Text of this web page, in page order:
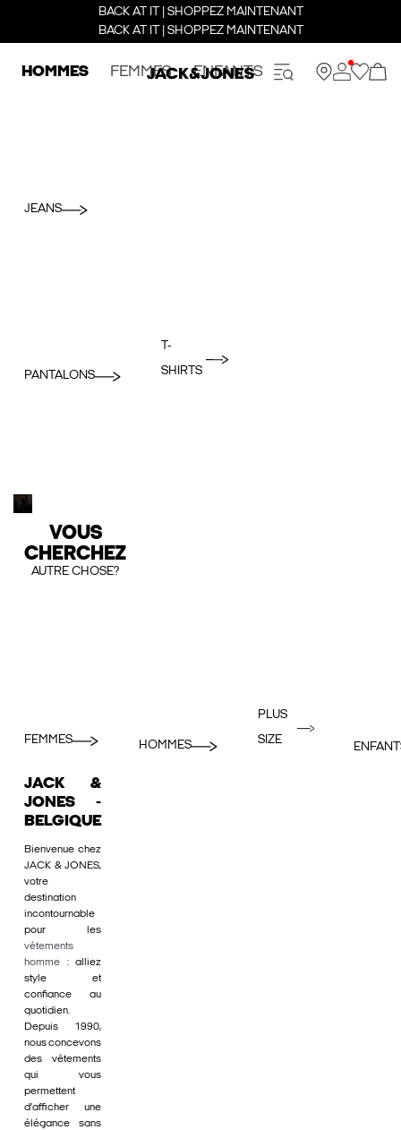
BACK AT IT | SHOPPEZ MAINTENANT
BACK AT IT | SHOPPEZ MAINTENANT
HOMMES FEMMES ENFANTS
JEANS
PANTALONS
T-
SHIRTS
VOUS
CHERCHEZ
AUTRE CHOSE?
FEMMES HOMMES
PLUS
SIZE
JACK &
JONES -
BELGIQUE
Bienvenue chez
JACK & JONES,
votre
destination
incontournable
pour les
vêtements
homme : alliez
style et
confiance au
quotidien.
Depuis 1990,
nous concevons
des vêtements
qui vous
permettent
d'afficher une
élégance sans